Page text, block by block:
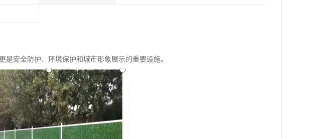
安全防护、环境保护和城市形象展示的重要设施。